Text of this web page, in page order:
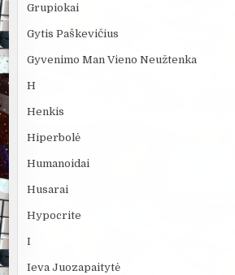
Grupiokai
Gytis Paškevičius
Gyvenimo Man Vieno Neužtenka
H
Henkis
Hiperbolė
Humanoidai
Husarai
Hypocrite
I
Ieva Juozapaitytė